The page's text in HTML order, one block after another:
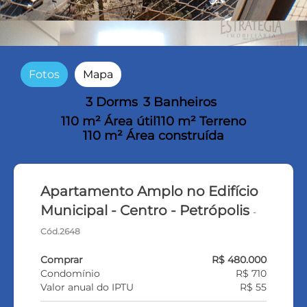
Fotos Mapa
3 Dorms 3 Banheiros
110 m² Área útil 110 m² Terreno
110 m² Área construída
Apartamento Amplo no Edifício
Municipal - Centro - Petrópolis -
Cód.2648
Comprar
R$ 480.000
Condomínio
R$ 710
Valor anual do IPTU
R$ 55